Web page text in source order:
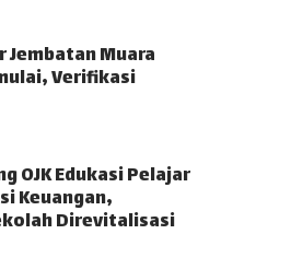
Jembatan Muara
Verifikasi
OJK Edukasi Pelajar
Keuangan,
Direvitalisasi